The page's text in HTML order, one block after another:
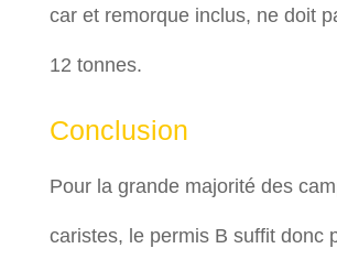
car et remorque inclus, ne doit
12 tonnes.
Conclusion
Pour la grande majorité des
caristes, le permis B suffit donc